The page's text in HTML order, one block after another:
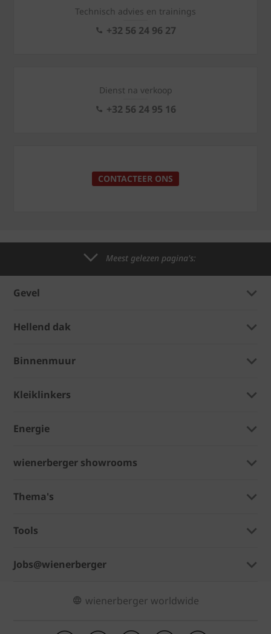
Technisch advies en trainings
+32 56 24 96 27
Dienst na verkoop
+32 56 24 95 16
CONTACTEER ONS
Meest gelezen pagina's:
Gevel
Hellend dak
Binnenmuur
Kleiklinkers
Energie
wienerberger showrooms
Thema's
Tools
Jobs@wienerberger
wienerberger worldwide